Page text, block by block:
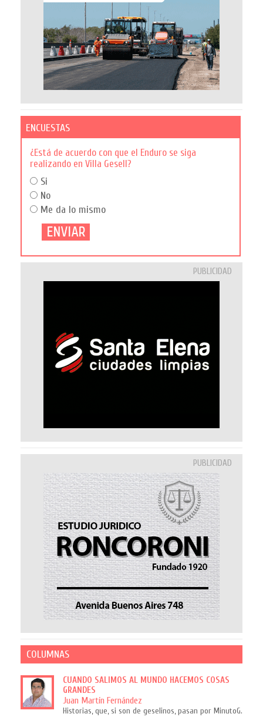
ENCUESTAS
¿Está de acuerdo con que el Enduro se siga
realizando en Villa Gesell?
Si
No
Me da lo mismo
PUBLICIDAD
PUBLICIDAD
COLUMNAS
CUANDO SALIMOS AL MUNDO HACEMOS COSAS
GRANDES
Juan Martín Fernández
Historias, que, si son de geselinos, pasan por MinutoG.